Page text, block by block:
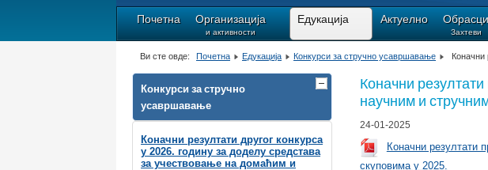
Почетна Организација
и активности
Едукација Актуелно Обрасци
Захтеви
Ви сте овде: Почетна Едукација Конкурси за стручно усавршавање Коначни
Конкурси за стручно
усавршавање
Коначни резултати другог конкурса
у 2026. годину за доделу средстава
за учествовање на домаћим и
Коначни
научним и
24-01-2025
Коначни резултати
скуповима у 2025.